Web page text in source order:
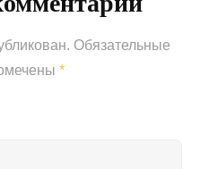
Обязательные
*